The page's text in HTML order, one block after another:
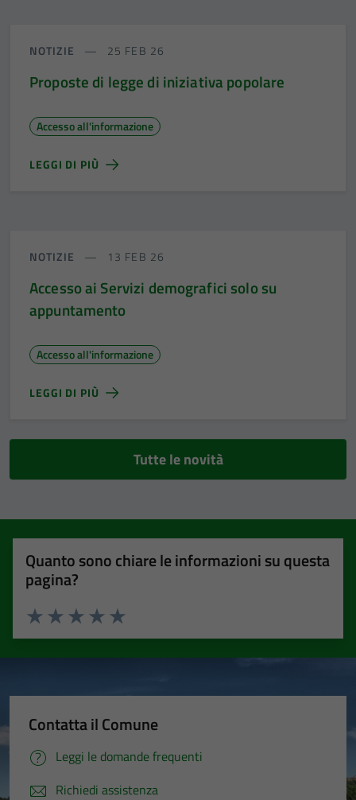
NOTIZIE 25 FEB 26
Proposte di legge di iniziativa popolare
Accesso all'informazione
LEGGI DI PIÙ
NOTIZIE 13 FEB 26
Accesso ai Servizi demografici solo su
appuntamento
Accesso all'informazione
LEGGI DI PIÙ
Tutte le novità
Quanto sono chiare le informazioni su questa
pagina?
Valuta 5 stelle su 5
Valuta 4 stelle su 5
Valuta 3 stelle su 5
Valuta 2 stelle su 5
Valuta 1 stelle su 5
Contatta il Comune
Leggi le domande frequenti
Richiedi assistenza